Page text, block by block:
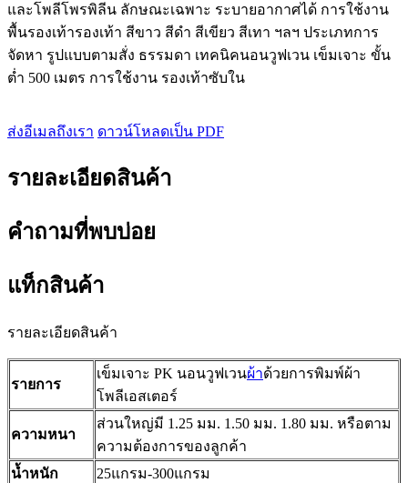
และโพลีโพรพิลีน ลักษณะเฉพาะ ระบายอากาศได้ การใช้งาน
พื้นรองเท้ารองเท้า สีขาว สีดำ สีเขียว สีเทา ฯลฯ ประเภทการ
จัดหา รูปแบบตามสั่ง ธรรมดา เทคนิคนอนวูฟเวน เข็มเจาะ ขั้น
ต่ำ 500 เมตร การใช้งาน รองเท้าซับใน
ส่งอีเมลถึงเรา ดาวน์โหลดเป็น PDF
รายละเอียดสินค้า
คำถามที่พบบ่อย
แท็กสินค้า
รายละเอียดสินค้า
รายการ
เข็มเจาะ PK นอนวูฟเวนผ้าด้วยการพิมพ์ผ้า
โพลีเอสเตอร์
ความหนา
ส่วนใหญ่มี 1.25 มม. 1.50 มม. 1.80 มม. หรือตาม
ความต้องการของลูกค้า
น้ำหนัก
25แกรม-300แกรม